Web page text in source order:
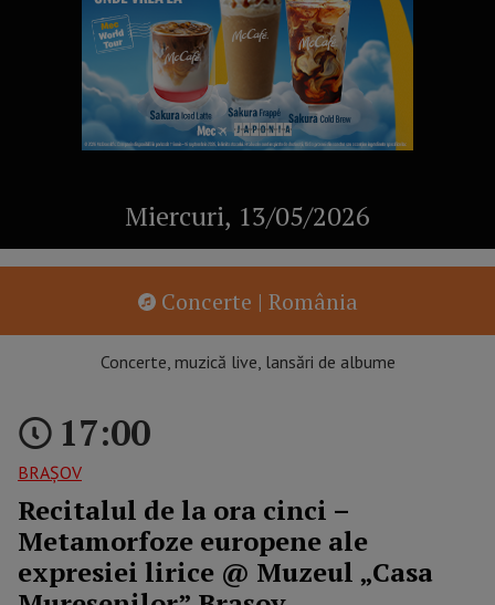
Miercuri, 13/05/2026
Concerte | România
Concerte, muzică live, lansări de albume
17:00
BRAŞOV
Recitalul de la ora cinci –
Metamorfoze europene ale
expresiei lirice @ Muzeul „Casa